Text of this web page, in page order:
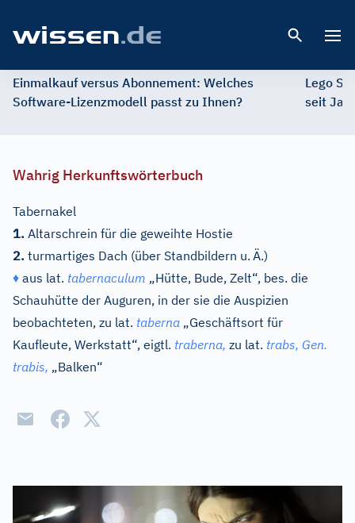
Einmalkauf versus Abonnement: Welches
Software-Lizenzmodell passt zu Ihnen?
Lego
seit
Wahrig Herkunftswörterbuch
Tabernakel
1. Altarschrein für die geweihte Hostie
2. turmartiges Dach (über Standbildern u. Ä.)
♦ aus lat. tabernaculum „Hütte, Bude, Zelt“, bes. die
Schauhütte der Auguren, in der sie die Auspizien
beobachteten, zu lat. taberna „Geschäftsort für
Kaufleute, Werkstatt“, eigtl. traberna, zu lat. trabs, Gen.
trabis, „Balken“